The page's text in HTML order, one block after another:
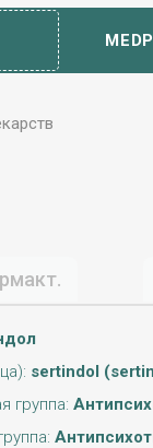
sertindol
группа: